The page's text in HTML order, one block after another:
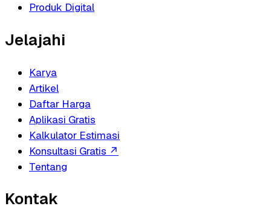
Produk Digital
Jelajahi
Karya
Artikel
Daftar Harga
Aplikasi Gratis
Kalkulator Estimasi
Konsultasi Gratis ↗
Tentang
Kontak